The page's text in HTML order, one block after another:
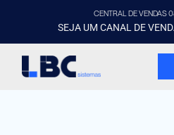
CENTRAL DE
SEJA UM CANAL DE